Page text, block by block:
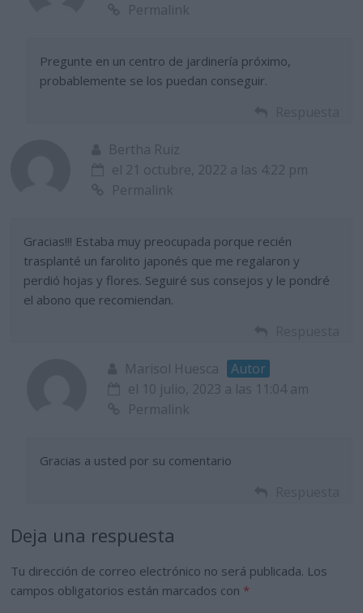
Permalink
Pregunte en un centro de jardinería próximo,
probablemente se los puedan conseguir.
Bertha Ruiz
el 21 octubre, 2022 a las 4:22 pm
Permalink
Gracias!!! Estaba muy preocupada porque recién
trasplanté un farolito japonés que me regalaron y
perdió hojas y flores. Seguiré sus consejos y le pondré
el abono que recomiendan.
Marisol Huesca
Autor
el 10 julio, 2023 a las 11:04 am
Permalink
Gracias a usted por su comentario
Deja una respuesta
Tu dirección de correo electrónico no será publicada. Los
campos obligatorios están marcados con *